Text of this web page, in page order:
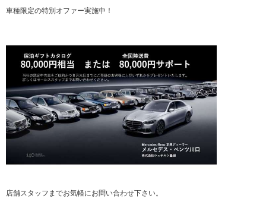
車種限定の特別オファー実施中！
店舗スタッフまでお気軽にお問い合わせ下さい。